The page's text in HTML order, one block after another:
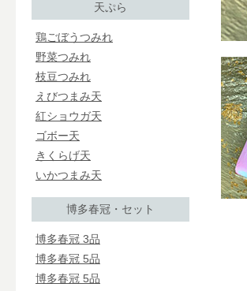
天ぷら
鶏ごぼうつみれ
野菜つみれ
枝豆つみれ
えびつまみ天
紅ショウガ天
ゴボー天
きくらげ天
いかつまみ天
博多春冠・セット
博多春冠 3品
博多春冠 5品
博多春冠 5品